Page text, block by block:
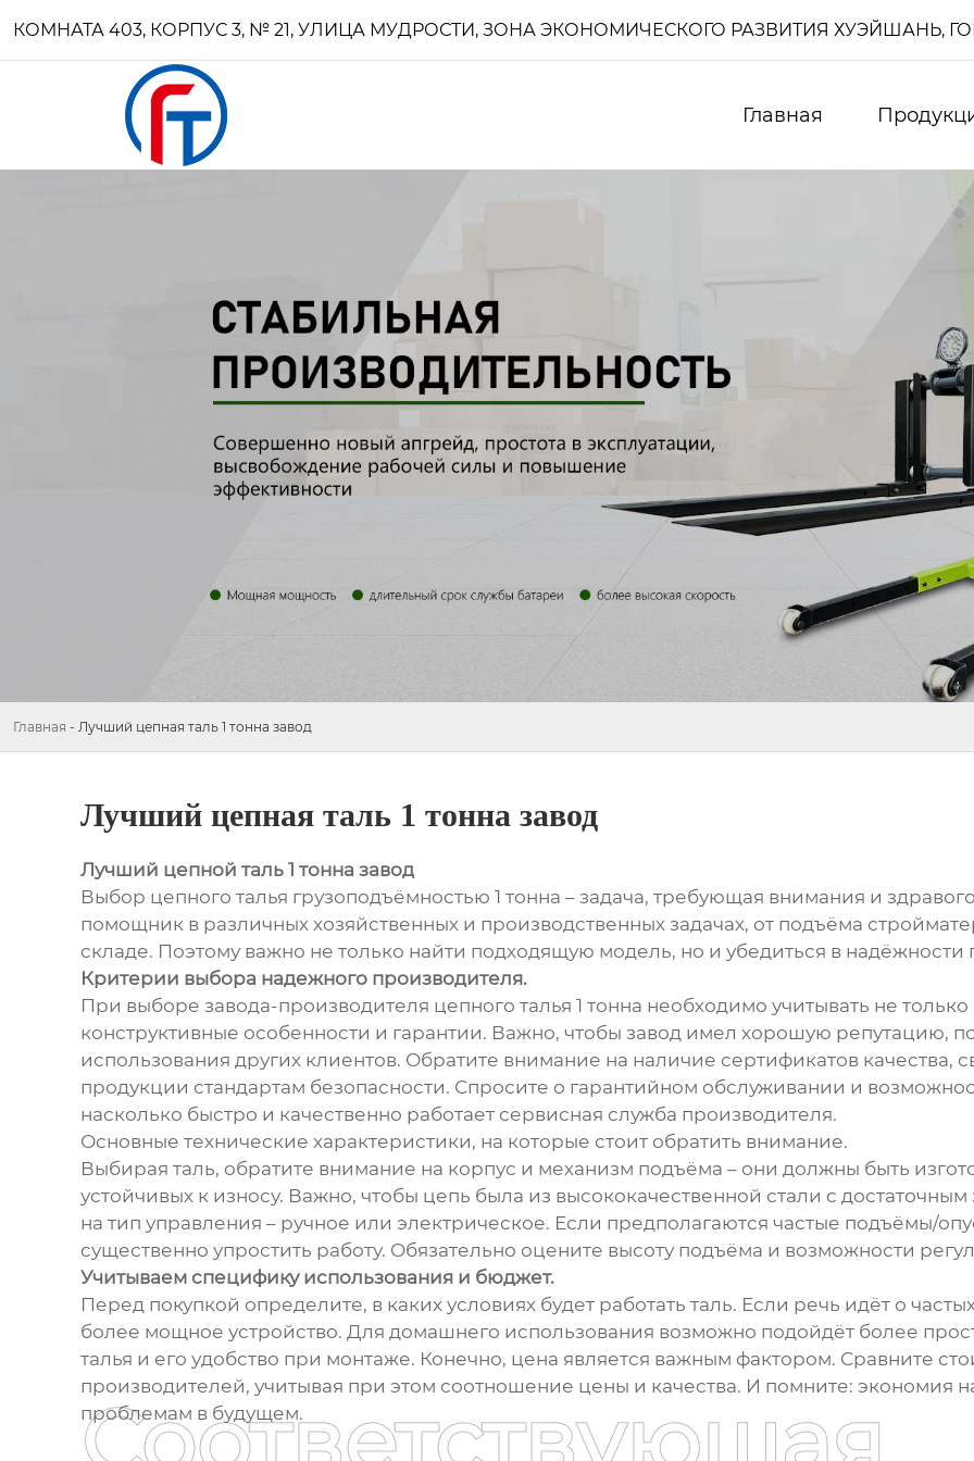
КОМНАТА 403, КОРПУС 3, № 21, УЛИЦА МУДРОСТИ, ЗОНА ЭКОНОМИЧЕСКОГО РАЗВИТИЯ ХУЭЙШАНЬ,
Главная
Главная - Лучший цепная таль 1 тонна завод
Лучший цепная таль 1 тонна завод
Лучший цепной таль 1 тонна завод
Выбор цепного талья грузоподъёмностью 1 тонна – задача, требующая внимания и
помощник в различных хозяйственных и производственных задачах, от подъёма
складе. Поэтому важно не только найти подходящую модель, но и убедиться в надёжности
Критерии выбора надежного производителя.
При выборе завода-производителя цепного талья 1 тонна необходимо учитывать не
конструктивные особенности и гарантии. Важно, чтобы завод имел хорошую репутацию,
использования других клиентов. Обратите внимание на наличие сертификатов качества,
продукции стандартам безопасности. Спросите о гарантийном обслуживании и
насколько быстро и качественно работает сервисная служба производителя.
Основные технические характеристики, на которые стоит обратить внимание.
Выбирая таль, обратите внимание на корпус и механизм подъёма – они должны быть
устойчивых к износу. Важно, чтобы цепь была из высококачественной стали с
на тип управления – ручное или электрическое. Если предполагаются частые подъёмы/
существенно упростить работу. Обязательно оцените высоту подъёма и возможности
Учитываем специфику использования и бюджет.
Перед покупкой определите, в каких условиях будет работать таль. Если речь идёт о
более мощное устройство. Для домашнего использования возможно подойдёт более
талья и его удобство при монтаже. Конечно, цена является важным фактором. Сравните
производителей, учитывая при этом соотношение цены и качества. И помните: экономия
проблемам в будущем.